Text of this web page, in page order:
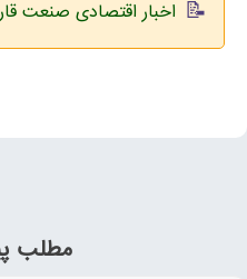
اخبار اقتصادی صنعت
مطلب